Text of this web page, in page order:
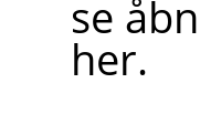
se
her.